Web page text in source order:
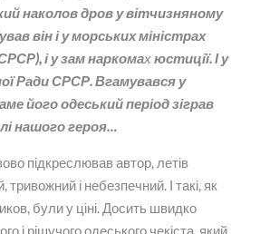
наколов дров у вітчизняному
він і у морських міністрах
і у зам наркомахюстиції. І у
Ради СРСР. Вгамувався у
його одеський період зіграв
нашого героя…
підкреслював автор, летів
і небезпечний. І такі, як
були у ціні. Досить швидко
і рішучого одеського чекіста, який